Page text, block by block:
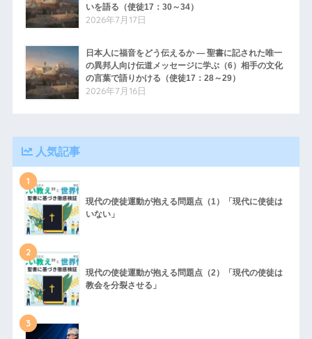
いを語る（使徒17：30～34）
2026年7月17日
日本人に福音をどう伝えるか ― 聖書に記された唯一
の異邦人向け伝道メッセージに学ぶ（6）相手の文化
の言葉で語りかける（使徒17：28～29）
2026年7月16日
人気記事
1
現代の使徒運動が抱える問題点（1）「現代に使徒は
いない」
2
現代の使徒運動が抱える問題点（2）「現代の使徒は
教会を分裂させる」
3